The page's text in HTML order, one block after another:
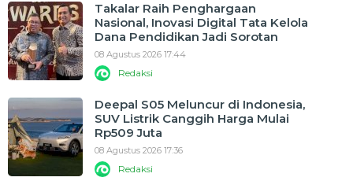
Takalar Raih Penghargaan
Nasional, Inovasi Digital Tata Kelola
Dana Pendidikan Jadi Sorotan
08 Agustus 2026 17:44
Redaksi
Deepal S05 Meluncur di Indonesia,
SUV Listrik Canggih Harga Mulai
Rp509 Juta
08 Agustus 2026 17:36
Redaksi